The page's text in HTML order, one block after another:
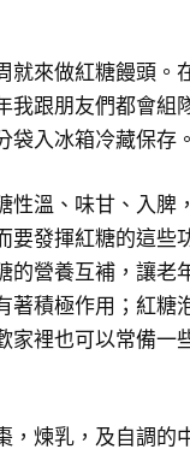
就來做紅糖饅頭
我跟朋友們都會組
袋入冰箱冷藏保存。
性溫、味甘、入脾
要發揮紅糖的這些
的營養互補，讓老
著積極作用；紅糖
家裡也可以常備一
，煉乳，及自調的